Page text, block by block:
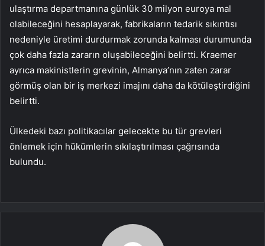
ulaştırma departmanına günlük 30 milyon euroya mal
olabileceğini hesaplayarak, fabrikaların tedarik sıkıntısı
nedeniyle üretimi durdurmak zorunda kalması durumunda
çok daha fazla zararın oluşabileceğini belirtti. Kraemer
ayrıca makinistlerin grevinin, Almanya’nın zaten zarar
görmüş olan bir iş merkezi imajını daha da kötüleştirdiğini
belirtti.
Ülkedeki bazı politikacılar gelecekte bu tür grevleri
önlemek için hükümlerin sıkılaştırılması çağrısında
bulundu.